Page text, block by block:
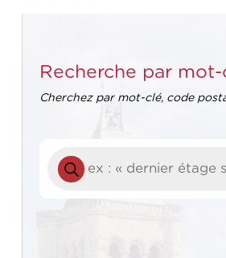
Recherche par mot-
Cherchez par mot-clé, code
de
produits